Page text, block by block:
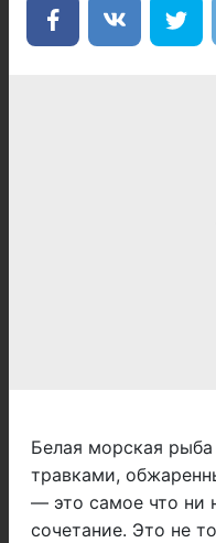
Белая морская
травками,
— это самое что ни
сочетание. Это не